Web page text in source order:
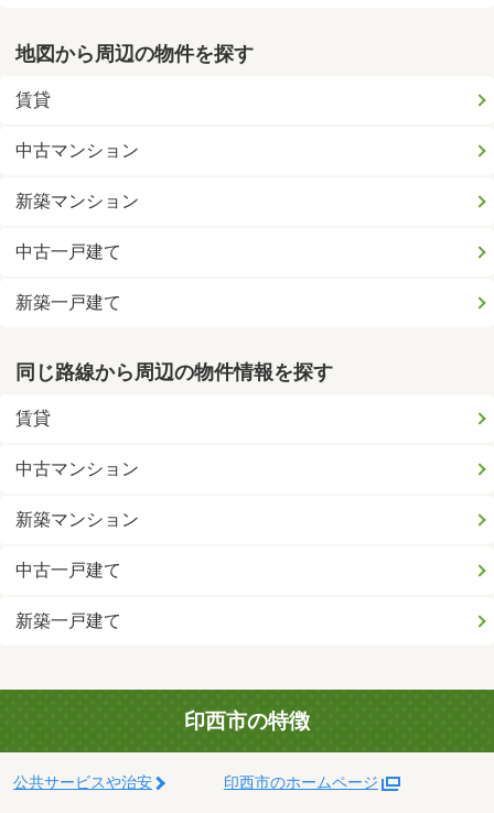
地図から周辺の物件を探す
賃貸
中古マンション
新築マンション
中古一戸建て
新築一戸建て
同じ路線から周辺の物件情報を探す
賃貸
中古マンション
新築マンション
中古一戸建て
新築一戸建て
印西市の特徴
公共サービスや治安 印西市のホームページ